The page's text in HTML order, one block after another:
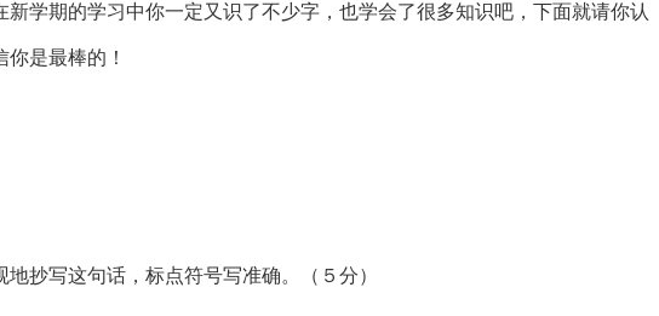
新学期的学习中你一定又识了不少字，也学会了很多知识吧，下面就请你认
是最棒的！
这句话，标点符号写准确。（５分）